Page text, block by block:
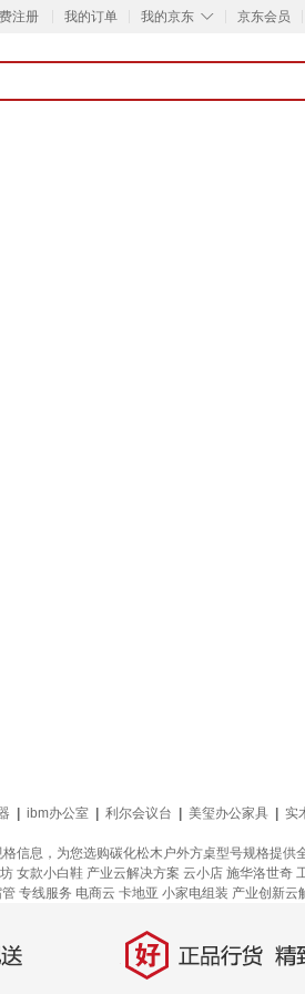
注册 我的订单 ◇
我的京东 京东会员
ibm办公室 利尔会议台 美玺办公家具 实
息，为您选购碳化松木户外方桌型号规格提供
女款小白鞋 产业云解决方案 云小店 施华洛世奇
专线服务 电商云 卡地亚 小家电组装 产业创新云
好 正品行货，精致